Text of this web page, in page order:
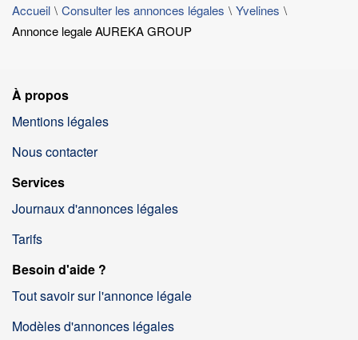
Accueil Consulter les annonces légales
Yvelines
Annonce legale AUREKA GROUP
À propos
Mentions légales
Nous contacter
Services
Journaux d'annonces légales
Tarifs
Besoin d'aide ?
Tout savoir sur l'annonce légale
Modèles d'annonces légales